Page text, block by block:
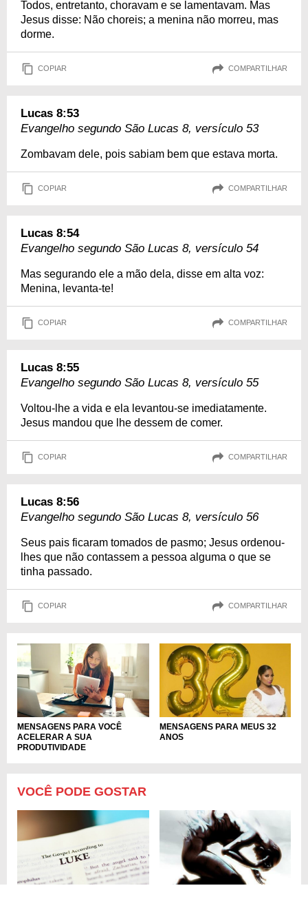
Todos, entretanto, choravam e se lamentavam. Mas
Jesus disse: Não choreis; a menina não morreu, mas
dorme.
COPIAR COMPARTILHAR
Lucas 8:53
Evangelho segundo São Lucas 8, versículo 53
Zombavam dele, pois sabiam bem que estava morta.
COPIAR COMPARTILHAR
Lucas 8:54
Evangelho segundo São Lucas 8, versículo 54
Mas segurando ele a mão dela, disse em alta voz:
Menina, levanta-te!
COPIAR COMPARTILHAR
Lucas 8:55
Evangelho segundo São Lucas 8, versículo 55
Voltou-lhe a vida e ela levantou-se imediatamente.
Jesus mandou que lhe dessem de comer.
COPIAR COMPARTILHAR
Lucas 8:56
Evangelho segundo São Lucas 8, versículo 56
Seus pais ficaram tomados de pasmo; Jesus ordenou-
lhes que não contassem a pessoa alguma o que se
tinha passado.
COPIAR COMPARTILHAR
MENSAGENS PARA VOCÊ
ACELERAR A SUA
PRODUTIVIDADE
MENSAGENS PARA MEUS 32
ANOS
VOCÊ PODE GOSTAR